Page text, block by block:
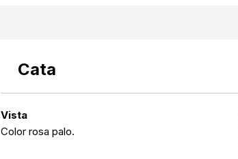
Cata
Vista
Color rosa palo.